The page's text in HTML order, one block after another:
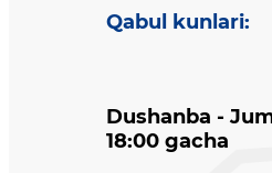
Qabul kunlari:
Dushanba -
18:00 gacha